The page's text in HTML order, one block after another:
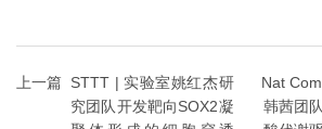
上一篇
STTT | 实验室姚红杰研
究团队开发靶向SOX2凝
Nat
韩茜团